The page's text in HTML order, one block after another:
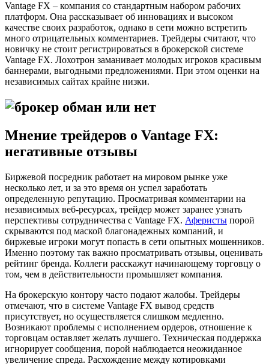
Vantage FX – компания со стандартным набором рабочих
платформ. Она рассказывает об инновациях и высоком
качестве своих разработок, однако в сети можно встретить
много отрицательных комментариев. Трейдеры считают, что
новичку не стоит регистрироваться в брокерской системе
Vantage FX. Лохотрон заманивает молодых игроков красивым
баннерами, выгодными предложениями. При этом оценки на
независимых сайтах крайне низки.
Мнение трейдеров о Vantage FX:
негативные отзывы
Биржевой посредник работает на мировом рынке уже
несколько лет, и за это время он успел заработать
определенную репутацию. Просматривая комментарии на
независимых веб-ресурсах, трейдер может заранее узнать
перспективы сотрудничества с Vantage FX. Аферисты порой
скрываются под маской благонадежных компаний, и
биржевые игроки могут попасть в сети опытных мошенников.
Именно поэтому так важно просматривать отзывы, оценивать
рейтинг бренда. Коллеги расскажут начинающему торговцу о
том, чем в действительности промышляет компания.
На брокерскую контору часто подают жалобы. Трейдеры
отмечают, что в системе Vantage FX вывод средств
присутствует, но осуществляется слишком медленно.
Возникают проблемы с исполнением ордеров, отношение к
торговцам оставляет желать лучшего. Техническая поддержка
игнорирует сообщения, порой наблюдается неожиданное
увеличение спреда. Расхождение между котировками